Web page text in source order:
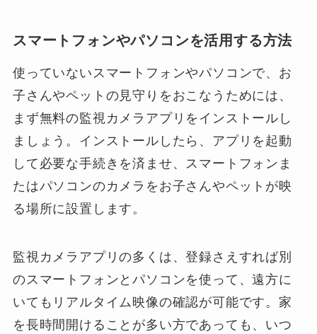
スマートフォンやパソコンを活用する方法
使っていないスマートフォンやパソコンで、お
子さんやペットの見守りをおこなうためには、
まず無料の監視カメラアプリをインストールし
ましょう。インストールしたら、アプリを起動
して必要な手続きを済ませ、スマートフォンま
たはパソコンのカメラをお子さんやペットが映
る場所に設置します。
監視カメラアプリの多くは、登録さえすれば別
のスマートフォンとパソコンを使って、遠方に
いてもリアルタイム映像の確認が可能です。家
を長時間開けることが多い方であっても、いつ